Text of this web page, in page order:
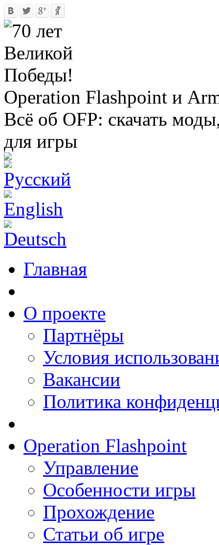
Operation Flashpoint и
Всё об OFP: скачать
для игры
Главная
О проекте
Партнёры
Условия
Вакансии
Политика
Operation Flashpoint
Управление
Особенности игры
Прохождение
Статьи об игре